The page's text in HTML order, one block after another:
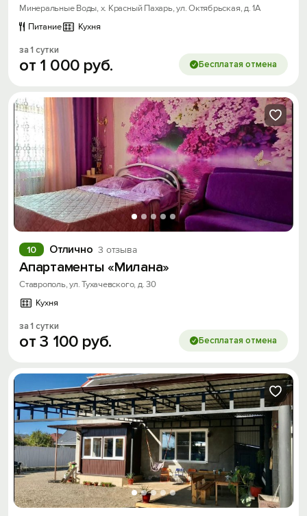
Минеральные Воды, х. Красный Пахарь, ул. Октябрьская, д. 1А
Питание
Кухня
за 1 сутки
от 1 000 руб. Бесплатая отмена
Отлично 3 отзыва
10
Апартаменты «Милана»
Ставрополь, ул. Тухачевского, д. 30
Кухня
за 1 сутки
от3 100 руб. Бесплатая отмена